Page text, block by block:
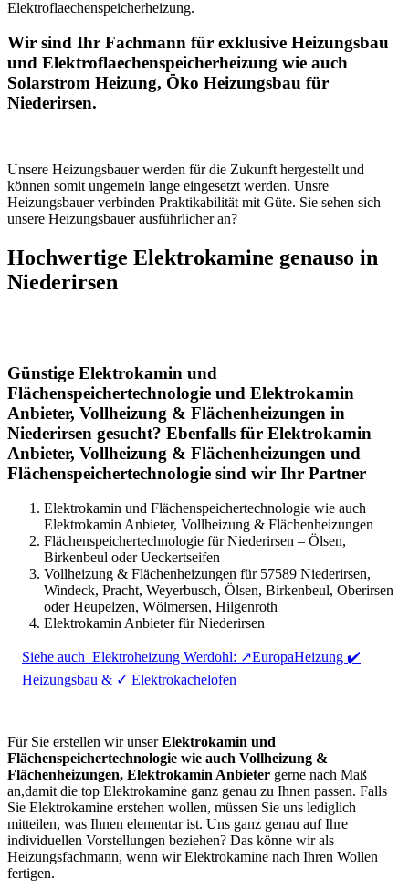
Elektroflaechenspeicherheizung.
Wir sind Ihr Fachmann für exklusive Heizungsbau
und Elektroflaechenspeicherheizung wie auch
Solarstrom Heizung, Öko Heizungsbau für
Niederirsen.
Unsere Heizungsbauer werden für die Zukunft hergestellt und
können somit ungemein lange eingesetzt werden. Unsre
Heizungsbauer verbinden Praktikabilität mit Güte. Sie sehen sich
unsere Heizungsbauer ausführlicher an?
Hochwertige Elektrokamine genauso in
Niederirsen
Günstige Elektrokamin und
Flächenspeichertechnologie und Elektrokamin
Anbieter, Vollheizung & Flächenheizungen in
Niederirsen gesucht? Ebenfalls für Elektrokamin
Anbieter, Vollheizung & Flächenheizungen und
Flächenspeichertechnologie sind wir Ihr Partner
Elektrokamin und Flächenspeichertechnologie wie auch
Elektrokamin Anbieter, Vollheizung & Flächenheizungen
Flächenspeichertechnologie für Niederirsen – Ölsen,
Birkenbeul oder Ueckertseifen
Vollheizung & Flächenheizungen für 57589 Niederirsen,
Windeck, Pracht, Weyerbusch, Ölsen, Birkenbeul, Oberirsen
oder Heupelzen, Wölmersen, Hilgenroth
Elektrokamin Anbieter für Niederirsen
Siehe auch Elektroheizung Werdohl: ↗️EuropaHeizung ✔️
Heizungsbau & ✓ Elektrokachelofen
Für Sie erstellen wir unserElektrokamin und
Flächenspeichertechnologie wie auch Vollheizung &
Flächenheizungen, Elektrokamin Anbieter gerne nach Maß
an,damit die top Elektrokamine ganz genau zu Ihnen passen. Falls
Sie Elektrokamine erstehen wollen, müssen Sie uns lediglich
mitteilen, was Ihnen elementar ist. Uns ganz genau auf Ihre
individuellen Vorstellungen beziehen? Das könne wir als
Heizungsfachmann, wenn wir Elektrokamine nach Ihren Wollen
fertigen.